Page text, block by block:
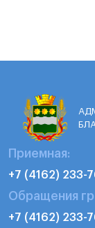
Приемная:
+7 (4162) 233-
Обращения
+7 (4162) 233-